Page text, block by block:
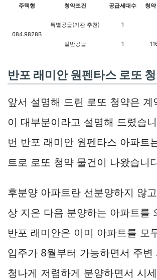
주택형 청약조건 공급세대수 청
084.9828B
특별공급(기관 추천) 1
일반공급 1
반포 래미안 원펜타스 로또
앞서 설명해 드린 로또 청약은 계
이 대부분이라고 설명해 드렸습
번 반포 래미안 원펜타스 아파트
트로 로또 청약 물건이 나왔습니
후분양 아파트란 선분양하지 않
상 지은 다음 분양하는 아파트를
반포 래미안은 이미 아파트를 모
입주가 8월부터 가능하면서 주변
청나게 저렴하게 분양하면서 시